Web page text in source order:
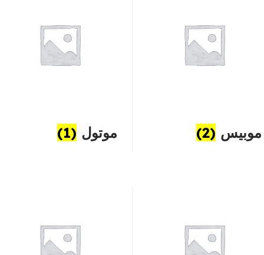
موبیس (2) موتول (1)